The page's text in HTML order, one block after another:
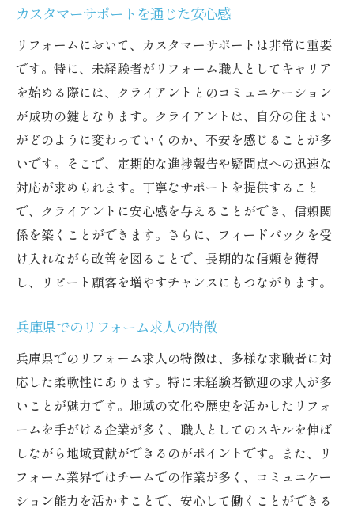
ボランティア活動としてのリフォーム
リフォームを通じた社会貢献の実例
リフォームの魅力未経験者歓迎兵庫県でクリエ
イティブな仕事を始めよう
リフォームで得られる創造的な満足感
兵庫県の独自性を活かしたデザイン
未経験者が初めて取り組むプロジェクトの
楽しみ
カスタマイズ可能なリフォームの魅力
チームワークを活かした働き方
創造力を活かしたリフォームの成功事例
の新たな一歩を踏み出す
地域連携を深めるリフォームの取り組み
兵庫県での地域イベントへの参加
リフォームを通じた地域の発展
地元企業とのコラボレーションの可能性
地域住民の声を反映したリフォーム
地域と共に成長する職人の役割
カスタマーサポートを通じた安心感
リフォームにおいて、カスタマーサポートは非常に重要
です。特に、未経験者がリフォーム職人としてキャリア
を始める際には、クライアントとのコミュニケーション
が成功の鍵となります。クライアントは、自分の住まい
がどのように変わっていくのか、不安を感じることが多
いです。そこで、定期的な進捗報告や疑問点への迅速な
対応が求められます。丁寧なサポートを提供すること
で、クライアントに安心感を与えることができ、信頼関
係を築くことができます。さらに、フィードバックを受
け入れながら改善を図ることで、長期的な信頼を獲得
し、リピート顧客を増やすチャンスにもつながります。
兵庫県でのリフォーム求人の特徴
兵庫県でのリフォーム求人の特徴は、多様な求職者に対
応した柔軟性にあります。特に未経験者歓迎の求人が多
いことが魅力です。地域の文化や歴史を活かしたリフォ
ームを手がける企業が多く、職人としてのスキルを伸ば
しながら地域貢献ができるのがポイントです。また、リ
フォーム業界ではチームでの作業が多く、コミュニケー
ション能力を活かすことで、安心して働くことができる